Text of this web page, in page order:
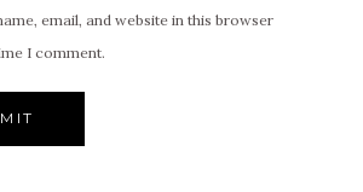
email, and website in this browser
I comment.